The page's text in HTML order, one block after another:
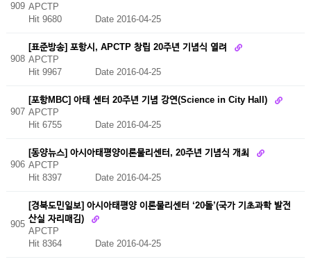
909 APCTP
Hit 9680
Date 2016-04-25
908
[표준방송] 포항시, APCTP 창립 20주년 기념식 열려
APCTP
Hit 9967
Date 2016-04-25
907
[포항MBC] 아태 센터 20주년 기념 강연(Science in City Hall)
APCTP
Hit 6755
Date 2016-04-25
906
[동양뉴스] 아시아태평양이론물리센터, 20주년 기념식 개최
APCTP
Hit 8397
Date 2016-04-25
905
[경북도민일보] 아시아태평양 이론물리센터 ‘20돌’(국가 기초과학 발전
산실 자리매김)
APCTP
Hit 8364 Date 2016-04-25